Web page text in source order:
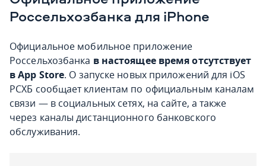
Россельхозбанка для iPhone
Официальное мобильное приложение
Россельхозбанка в настоящее время отсутствует
в App Store. О запуске новых приложений для iOS
РСХБ сообщает клиентам по официальным каналам
связи — в социальных сетях, на сайте, а также
через каналы дистанционного банковского
обслуживания.